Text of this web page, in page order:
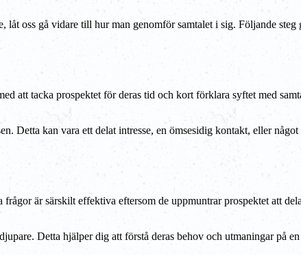
oss gå vidare till hur man genomför samtalet i sig. Följande
att tacka prospektet för deras tid och kort förklara syftet med
Detta kan vara ett delat intresse, en ömsesidig kontakt, eller
är särskilt effektiva eftersom de uppmuntrar prospektet att
Detta hjälper dig att förstå deras behov och utmaningar på